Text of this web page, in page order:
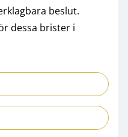
beslut.
dessa brister i